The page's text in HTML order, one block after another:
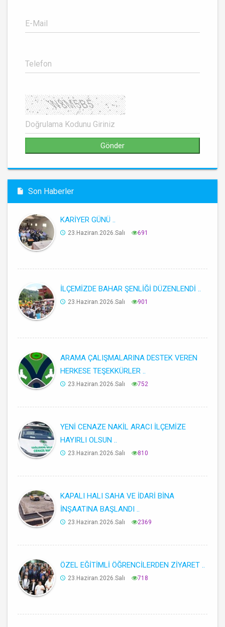
Son Haberler
KARİYER GÜNÜ ..
23.Haziran.2026.Salı 691
İLÇEMİZDE BAHAR ŞENLİĞİ DÜZENLENDİ ..
23.Haziran.2026.Salı 901
ARAMA ÇALIŞMALARINA DESTEK VEREN
HERKESE TEŞEKKÜRLER ..
23.Haziran.2026.Salı 752
YENİ CENAZE NAKİL ARACI İLÇEMİZE
HAYIRLI OLSUN ..
23.Haziran.2026.Salı 810
KAPALI HALI SAHA VE İDARİ BİNA
İNŞAATINA BAŞLANDI ..
23.Haziran.2026.Salı 2369
ÖZEL EĞİTİMLİ ÖĞRENCİLERDEN ZİYARET ..
23.Haziran.2026.Salı 718